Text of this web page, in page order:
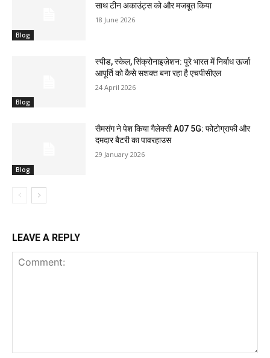
Blog
साथ टीन अकाउंट्स को और मजबूत किया
18 June 2026
Blog
स्पीड, स्केल, सिंक्रोनाइज़ेशन: पूरे भारत में निर्बाध ऊर्जा
आपूर्ति को कैसे सशक्त बना रहा है एचपीसीएल
24 April 2026
Blog
सैमसंग ने पेश किया गैलेक्सी A07 5G: फोटोग्राफी और
दमदार बैटरी का पावरहाउस
29 January 2026
LEAVE A REPLY